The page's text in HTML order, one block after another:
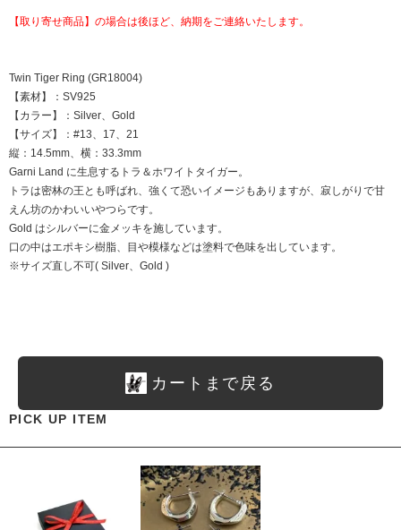
【取り寄せ商品】の場合は後ほど、納期をご連絡いたします。
Twin Tiger Ring (GR18004)
【素材】：SV925
【カラー】：Silver、Gold
【サイズ】：#13、17、21
縦：14.5mm、横：33.3mm
Garni Land に生息するトラ＆ホワイトタイガー。
トラは密林の王とも呼ばれ、強くて恐いイメージもありますが、寂しがりで甘
えん坊のかわいいやつらです。
Gold はシルバーに金メッキを施しています。
口の中はエポキシ樹脂、目や模様などは塗料で色味を出しています。
※サイズ直し不可( Silver、Gold )
カートまで戻る
PICK UP ITEM